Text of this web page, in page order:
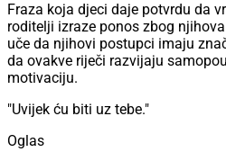
Fraza koja djeci daje potvrdu da
roditelji izraze ponos zbog
uče da njihovi postupci imaju
da ovakve riječi razvijaju
motivaciju.
"Uvijek ću biti uz tebe."
Oglas